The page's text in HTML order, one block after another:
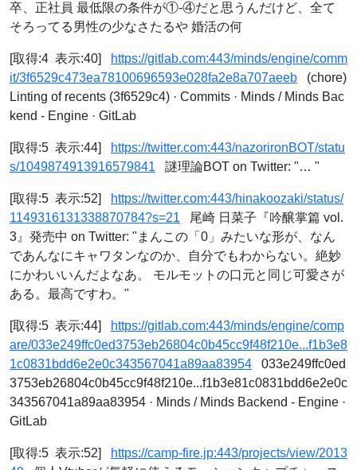
卒、正社員 最低限の条件が①-④だと思うんだけど、全て
そろってる男性の少なさたるや 婚活の何
[取得:4 表示:40]
https://gitlab.com:443/minds/engine/comm
it/3f6529c473ea78100696593e028fa2e8a707aeeb (chore)
Linting of recents (3f6529c4) · Commits · Minds / Minds Bac
kend - Engine · GitLab
[取得:5 表示:44]
https://twitter.com:443/nazorironBOT/statu
s/1049874913916579841 謎理論BOT on Twitter: "… "
[取得:5 表示:52]
https://twitter.com:443/hinakoozaki/status/
1149316131338870784?s=21 尾崎 日菜子『吟醸掌篇 vol.
3』発売中 on Twitter: "まんこの「0」みたいな形が、なん
であんなにキャワタンなのか、自分でもわからない。絶妙
にかわいいんだよなあ。 モルモットの口元と同じ可愛さが
ある。最高ですわ。"
[取得:5 表示:44]
https://gitlab.com:443/minds/engine/comp
are/033e249ffc0ed3753eb26804c0b45cc9f48f210e...f1b3e8
1c0831bdd6e2e0c343567041a89aa83954 033e249ffc0ed
3753eb26804c0b45cc9f48f210e...f1b3e81c0831bdd6e2e0c
343567041a89aa83954 · Minds / Minds Backend - Engine ·
GitLab
[取得:5 表示:52]
https://camp-fire.jp:443/projects/view/2013